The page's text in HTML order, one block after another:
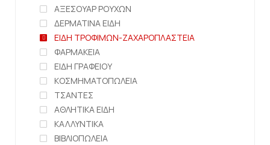
ΑΞΕΣΟΥΑΡ ΡΟΥΧΩΝ
ΔΕΡΜΑΤΙΝΑ ΕΙΔΗ
ΕΙΔΗ ΤΡΟΦΙΜΩΝ-ΖΑΧΑΡΟΠΛΑΣΤΕΙΑ
ΦΑΡΜΑΚΕΙΑ
ΕΙΔΗ ΓΡΑΦΕΙΟΥ
ΚΟΣΜΗΜΑΤΟΠΩΛΕΙΑ
ΤΣΑΝΤΕΣ
ΑΘΛΗΤΙΚΑ ΕΙΔΗ
ΚΑΛΛΥΝΤΙΚΑ
ΒΙΒΛΙΟΠΩΛΕΙΑ